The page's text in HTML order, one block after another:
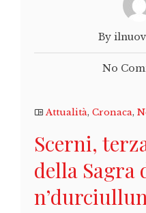
By
No
Attualità, Cronaca,
Scerni,
della Sagra